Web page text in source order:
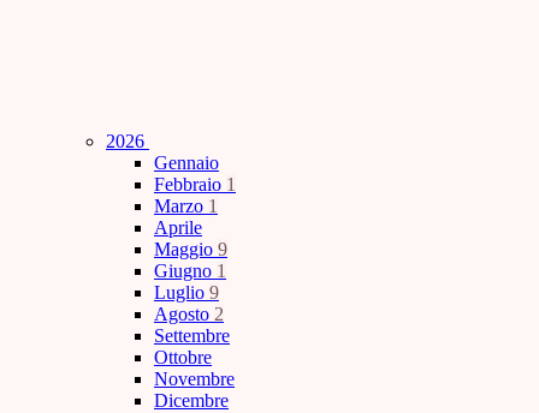
2026
Gennaio
Febbraio 1
Marzo 1
Aprile
Maggio 9
Giugno 1
Luglio 9
Agosto 2
Settembre
Ottobre
Novembre
Dicembre